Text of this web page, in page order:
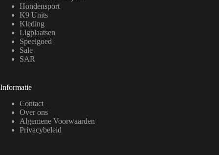
Hondensport
K9 Units
Kleding
Ligplaatsen
Speelgoed
Sale
SAR
Informatie
Contact
Over ons
Algemene Voorwaarden
Privacybeleid